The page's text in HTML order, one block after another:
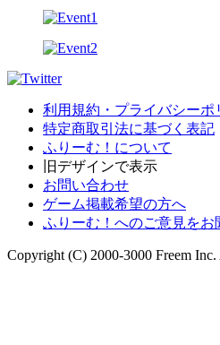
利用規約・プライバシーポ
特定商取引法に基づく表記
ふりーむ！について
旧デザインで表示
お問い合わせ
ゲーム掲載希望の方へ
ふりーむ！へのご意見をお
Copyright (C) 2000-3000 Freem